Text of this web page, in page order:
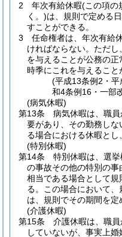
2
年次有給休暇(この項の
く。)は、規則で定める
すことができる。
3
任命権者は、年次有給
ければならない。 ただし
を与えることが公務の
時季にこれを与えること
(平成13条例2・
和4条例16・一部
(病気休暇)
第13条
病気休暇は、職
要があり、その勤務し
る場合における休暇とし
(特別休暇)
第14条
特別休暇は、選
の事故その他の特別の
相当である場合として
る。
この場合において
は、規則でその期間を定
(介護休暇)
第15条
介護休暇は、職
していないが、事実上